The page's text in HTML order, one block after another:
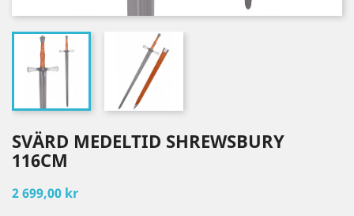
SVÄRD MEDELTID SHREWSBURY
116CM
2 699,00 kr